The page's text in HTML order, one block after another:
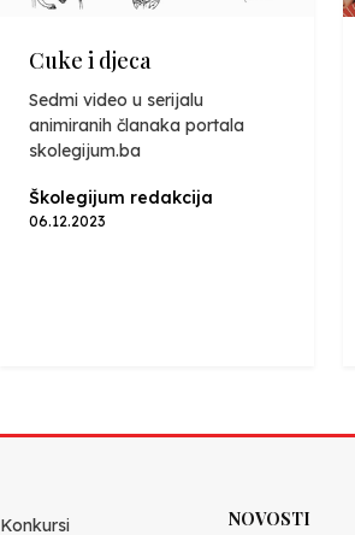
Cuke i djeca
Sedmi video u serijalu
animiranih članaka portala
skolegijum.ba
Školegijum redakcija
06.12.2023
Konkursi NOVOSTI